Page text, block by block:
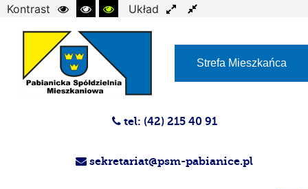
Kontrast
Układ
Strefa Mieszkańca
tel: (42) 215 40 91
sekretariat@psm-pabianice.pl